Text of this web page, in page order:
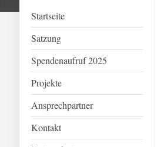
Startseite
Satzung
Spendenaufruf 2025
Projekte
Ansprechpartner
Kontakt